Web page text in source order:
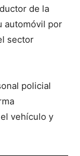
de la
automóvil por
sector
policial
vehículo y